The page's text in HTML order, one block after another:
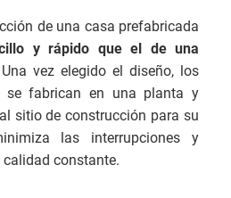
de una casa prefabricada
y rápido que el de una
Una vez elegido el diseño, los
se fabrican en una planta y
sitio de construcción para su
las interrupciones y
constante.